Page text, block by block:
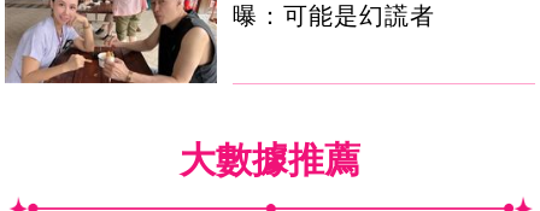
曝：可能是幻謊者
大數據推薦